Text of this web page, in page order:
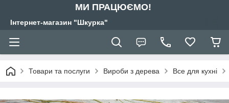
МИ ПРАЦЮЄМО!
Інтернет-магазин "Шкурка"
Товари та послуги Вироби з дерева Все для кухні